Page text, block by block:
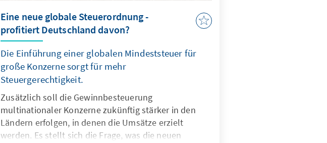
Eine neue globale Steuerordnung -
profitiert Deutschland davon?
Die Einführung einer globalen Mindeststeuer für
große Konzerne sorgt für mehr
Steuergerechtigkeit.
Zusätzlich soll die Gewinnbesteuerung
multinationaler Konzerne zukünftig stärker in den
Ländern erfolgen, in denen die Umsätze erzielt
werden. Es stellt sich die Frage, was die neuen